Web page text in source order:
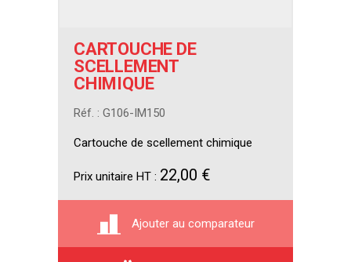
CARTOUCHE DE
SCELLEMENT
CHIMIQUE
Réf. : G106-IM150
Cartouche de scellement chimique
Prix unitaire HT : 22,00 €
Ajouter au comparateur